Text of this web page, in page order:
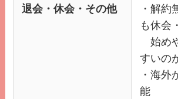
退会・休会・その他
・解約
も休会
始め
すいの
・海外
能